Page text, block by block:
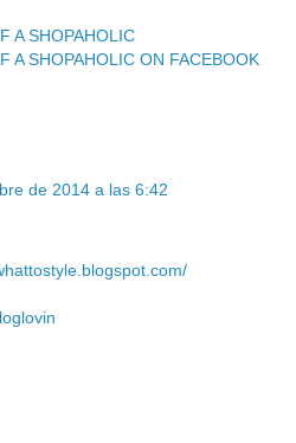
A SHOPAHOLIC
A SHOPAHOLIC ON FACEBOOK
de 2014 a las 6:42